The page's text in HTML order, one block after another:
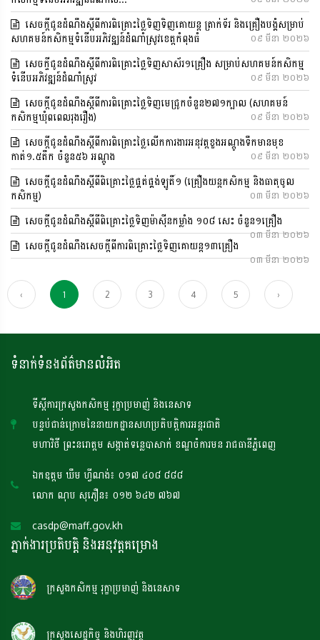
សេចក្តីជូនដំណឹងស្តីពីការពិគ្រោះថ្លៃទិញទិញគោយន្ត ត្រាក់ទ័រ និងគ្រឿងបង្គំសម្រាប់
សហគមន៍កសិកម្មទំនើបអភិវឌ្ឍន៍ដំណាំស្រូវខេត្តកំពុងធំ
០៩ មីនា ២០២៦
សេចក្ទីជូនដំណឹងស្តីពីការពិគ្រោះថ្លៃទិញសាស័រ១គ្រឿង សម្រាប់សហគមន៍កសិកម្ម
ទំនើបអភិវឌ្ឍន៍ដំណាំស្រូវ
០៩ មីនា ២០២៦
សេចក្តីជូនដំណឹងស្តីពីការពិគ្រោះថ្លៃទិញមេជ្រូកចំនួន២៧១ក្បាល (សហគមន៍
កសិកម្មឃុំពពេលរុងរឿង)
០៩ មីនា ២០២៦
សេចក្តីជូនដំណឹងស្តីពីការពិគ្រោះថ្លៃលើកការងារអនុវត្តខួងអណ្តូងទឹកមានមុខ
កាត់១.៥តឹក ចំនួន៥៦ អណ្តូង
០៩ មីនា ២០២៦
សេចក្តីជូនដំណឹងស្តីពីពិគ្រោះថ្លៃផ្គត់ផ្គង់ឡូតិ៍១ (គ្រឿងយន្តកសិកម្ម និងធាតុចូល
កសិកម្ម)
០៣ មីនា ២០២៦
សេចក្តីជូនដំណឹងស្តីពីពិគ្រោះថ្លៃទិញម៉ាស៊ីនកម្លាំង ១០៨ សេះ ចំនួន១គ្រឿង
០៣ មីនា ២០២៦
សេចក្តីជូនដំណឹងសេចក្តីពីការពិគ្រោះថ្លៃទិញគោយន្ត១៣គ្រឿង
០៣ មីនា ២០២៦
‹ 1 2 3 4 5 ›
ទំនាក់ទំនងព័ត៌មានលំអិត
ទីស្តីការក្រសួងកសិកម្ម រុក្ខាប្រមាញ់ និងនេសាទ
បន្ទប់ជាន់ក្រោមនៃនាយកដ្ឋានសហប្រតិបត្តិការអន្តរជាតិ
មហាវិថី ព្រះនរោត្តម សង្កាត់ទន្លេបាសាក់ ខណ្ឌចំការមន រាជធានីភ្នំពេញ
ឯកឧត្តម ឃឹម ហ្វីណង់៖ ០១៧ ៤០៨ ៨៨៨
លោក ណុប សុភឿន៖ ០១២ ៦៤២ ៧៦៧
casdp@maff.gov.kh
ភ្នាក់ងារប្រតិបត្តិ និងអនុវត្តគម្រោង
ក្រសួងកសិកម្ម រុក្ខាប្រមាញ់ និងនេសាទ
ក្រសួងសេដ្ឋកិច្ច និងហិរញវត្ថុ